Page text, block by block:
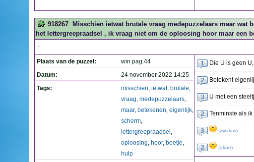
918267
Misschien ietwat brutale vraag medepuzzelaars maar
het lettergreepraadsel , ik vraag niet om de oploosing hoor maar een
-
Plaats van de puzzel:
win pag.44
Datum:
24 november 2022 14:25
Tags:
misschien, ietwat, brutale,
vraag, medepuzzelaars,
maar, betekenen, eigenlijk,
scherm,
lettergreepraadsel ,
oploosing, hoor, beetje,
hulp
Die U is geen
Betekent
U met een
Tenminste als
(zwaluw)
(akoe)